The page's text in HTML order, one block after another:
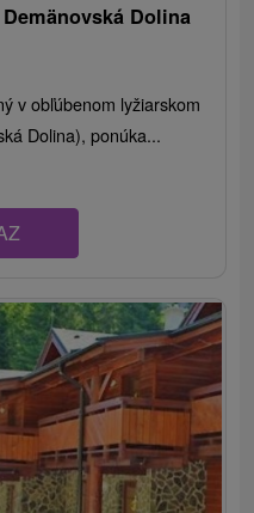
Dolina
v obľúbenom lyžiarskom
Dolina), ponúka...